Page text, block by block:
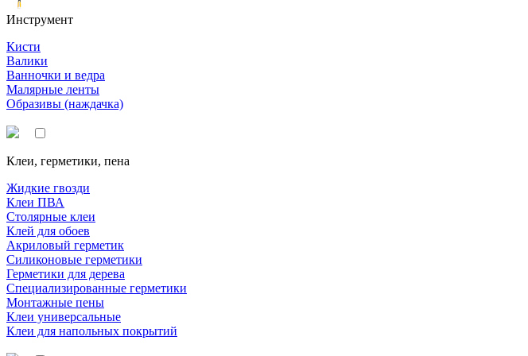
Инструмент
Кисти
Валики
Ванночки и ведра
Малярные ленты
Образивы (наждачка)
Клеи, герметики, пена
Жидкие гвозди
Клеи ПВА
Столярные клеи
Клей для обоев
Акриловый герметик
Силиконовые герметики
Герметики для дерева
Специализированные герметики
Монтажные пены
Клеи универсальные
Клеи для напольных покрытий